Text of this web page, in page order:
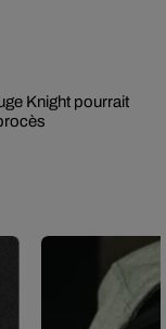
Knight pourrait